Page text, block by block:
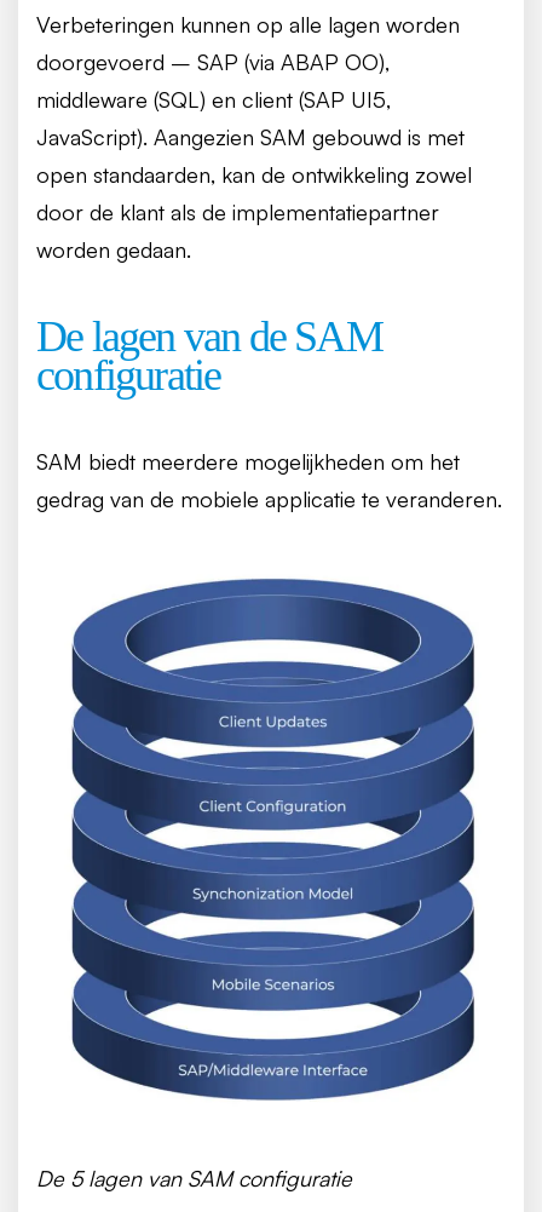
Verbeteringen kunnen op alle lagen worden
doorgevoerd – SAP (via ABAP OO),
middleware (SQL) en client (SAP UI5,
JavaScript). Aangezien SAM gebouwd is met
open standaarden, kan de ontwikkeling zowel
door de klant als de implementatiepartner
worden gedaan.
De lagen van de SAM
configuratie
SAM biedt meerdere mogelijkheden om het
gedrag van de mobiele applicatie te veranderen.
De 5 lagen van SAM configuratie